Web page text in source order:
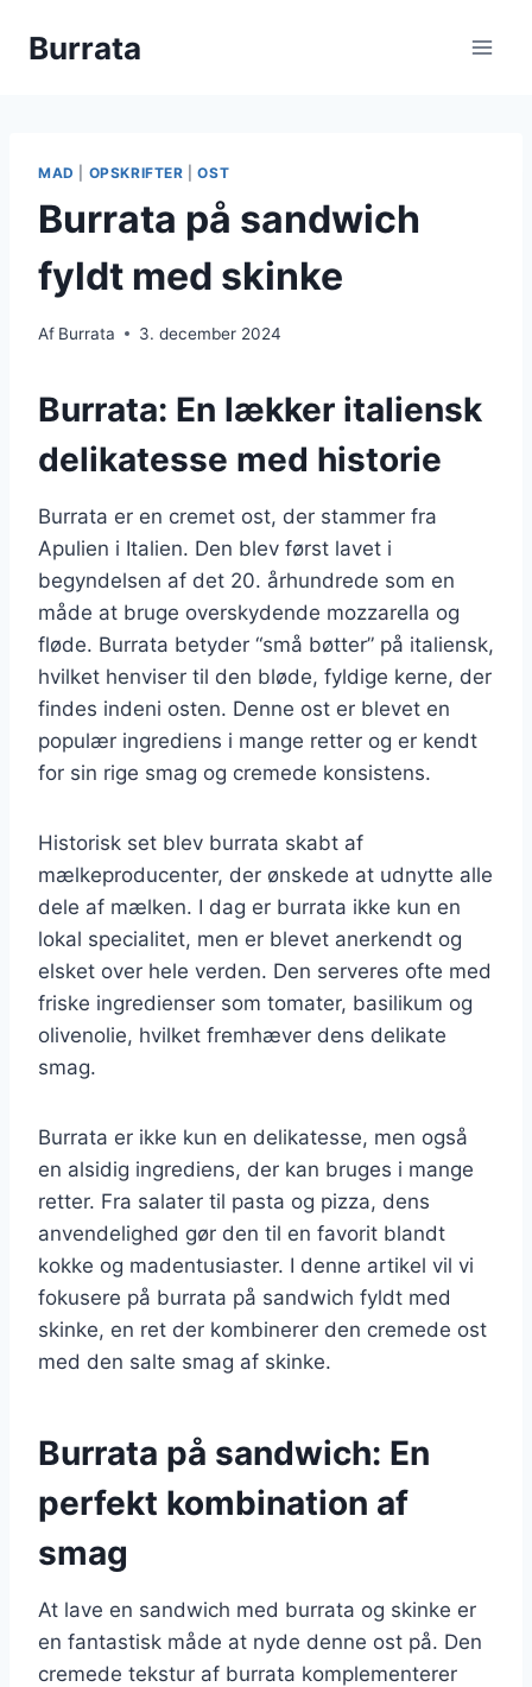
Burrata
MAD OPSKRIFTER |OST
Burrata på sandwich
fyldt med skinke
Af Burrata 3. december 2024
Burrata: En lækker italiensk
delikatesse med historie
Burrata er en cremet ost, der stammer fra
Apulien i Italien. Den blev først lavet i
begyndelsen af det 20. århundrede som en
måde at bruge overskydende mozzarella og
fløde. Burrata betyder “små bøtter” på italiensk,
hvilket henviser til den bløde, fyldige kerne, der
findes indeni osten. Denne ost er blevet en
populær ingrediens i mange retter og er kendt
for sin rige smag og cremede konsistens.
Historisk set blev burrata skabt af
mælkeproducenter, der ønskede at udnytte alle
dele af mælken. I dag er burrata ikke kun en
lokal specialitet, men er blevet anerkendt og
elsket over hele verden. Den serveres ofte med
friske ingredienser som tomater, basilikum og
olivenolie, hvilket fremhæver dens delikate
smag.
Burrata er ikke kun en delikatesse, men også
en alsidig ingrediens, der kan bruges i mange
retter. Fra salater til pasta og pizza, dens
anvendelighed gør den til en favorit blandt
kokke og madentusiaster. I denne artikel vil vi
fokusere på burrata på sandwich fyldt med
skinke, en ret der kombinerer den cremede ost
med den salte smag af skinke.
Burrata på sandwich: En
perfekt kombination af
smag
At lave en sandwich med burrata og skinke er
en fantastisk måde at nyde denne ost på. Den
cremede tekstur af burrata komplementerer